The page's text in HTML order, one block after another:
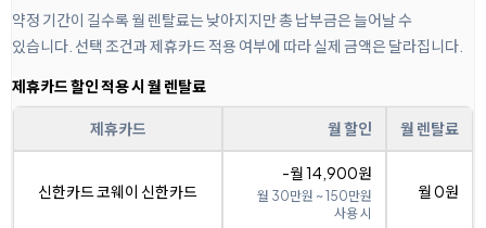
약정 기간이 길수록 월 렌탈료는 낮아지지만 총 납부금은 늘어날 수
있습니다. 선택 조건과 제휴카드 적용 여부에 따라 실제 금액은 달라집니다.
제휴카드 할인 적용 시 월 렌탈료
제휴카드 월 할인 월 렌탈료
신한카드 코웨이 신한카드
-월 14,900원
월 30만원 ~ 150만원
사용 시
월 0원